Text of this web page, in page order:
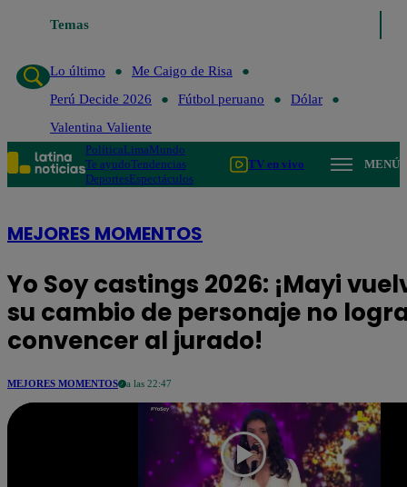
Temas
Lo último Me Caigo de Risa
Lo último
Me Caigo de Risa
Perú Decide 2026
Fútbol peruano
Dólar
Valentina Valiente
PolíticaLimaMundo
Te ayudoTendencias
DeportesEspectáculos
TV en vivo MENÚ
MEJORES MOMENTOS
Yo Soy castings 2026: ¡Mayi
su cambio de personaje no
convencer al jurado!
MEJORES MOMENTOS a las 22:47